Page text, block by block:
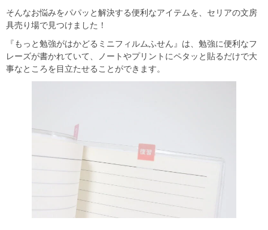
そんなお悩みをパパッと解決する便利なアイテムを、セリアの文房
具売り場で見つけました！
『もっと勉強がはかどるミニフィルムふせん』は、勉強に便利なフ
レーズが書かれていて、ノートやプリントにペタッと貼るだけで大
事なところを目立たせることができます。